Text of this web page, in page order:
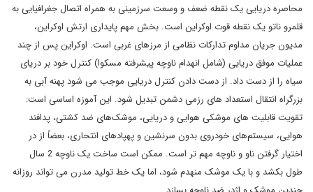
محاصره دریایی یک نقطه ضعف و وسعت سرزمینی به همراه اتصال جغرافیایی به
قلمرو ناتو یک نقطه قوت اوکراین است. بخش مهم پایداری ارتش اوکراین،
مدیون جریان مداوم تدارکات نظامی از مرزهای غربی است. اوکراین پس از چند
عملیات موفق دریایی (شامل انهدام ناوچه پیشرفته مسکوا) کنترل خود بر دریای
سیاه را از دست داد. از دست دادن کنترل دریایی موجب می شود پهنه آبی به
بزرگراه انتقال استعداد های رزمی دشمن تبدیل شود. این آموزه اساسی است:
تقویت قابلیت های موشکی هوایی و دریایی، موشک‌های ضد کشتی، پدافند
هوایی، سیستم‌های خودروی بدون سرنشین و پهپادهای انتحاری، بعضاً از در
اختیار گرفتن ناو و ناوچه مهم تر است. ممکن است ساخت یک ناوچه 2 سال
طول بکشد و با یک موشک منهدم شود، اما یک خط تولید مدرن می تواند روزانه